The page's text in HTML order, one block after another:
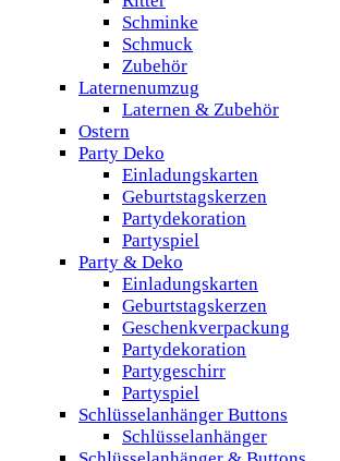
Schminke
Schmuck
Zubehör
Laternenumzug
Laternen & Zubehör
Ostern
Party Deko
Einladungskarten
Geburtstagskerzen
Partydekoration
Partyspiel
Party & Deko
Einladungskarten
Geburtstagskerzen
Geschenkverpackung
Partydekoration
Partygeschirr
Partyspiel
Schlüsselanhänger Buttons
Schlüsselanhänger